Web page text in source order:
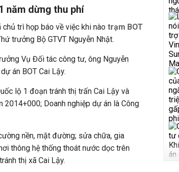
năm dừng thu phí
chủ trì họp báo về việc khi nào trạm BOT
trưởng Bộ GTVT Nguyễn Nhật.
Vụ Đối tác công tư, ông Nguyễn
án BOT Cai Lậy.
lộ 1 đoạn tránh thị trấn Cai Lậy và
Doanh nghiệp dự án là Công
nền, mặt đường; sửa chữa, gia
thông hệ thống thoát nước dọc trên
thị xã Cai Lậy.